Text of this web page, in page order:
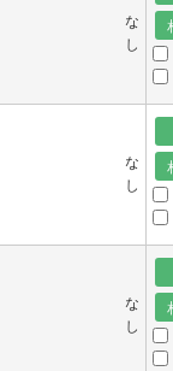
な
し
な
し
な
し